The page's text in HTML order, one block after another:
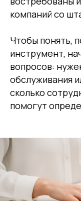
компаний со
Чтобы понять,
инструмент,
вопросов:
обслуживания
сколько
помогут